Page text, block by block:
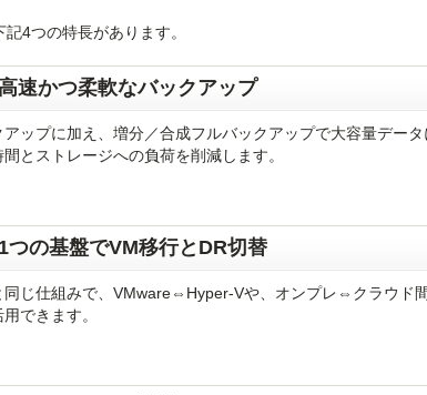
4つの特長があります。
高速かつ柔軟なバックアップ
アップに加え、増分／合成フルバックアップで大容量デー
とストレージへの負荷を削減します。
1つの基盤でVM移行とDR切替
同じ仕組みで、VMware⇔Hyper-Vや、オンプレ⇔クラウド
できます。